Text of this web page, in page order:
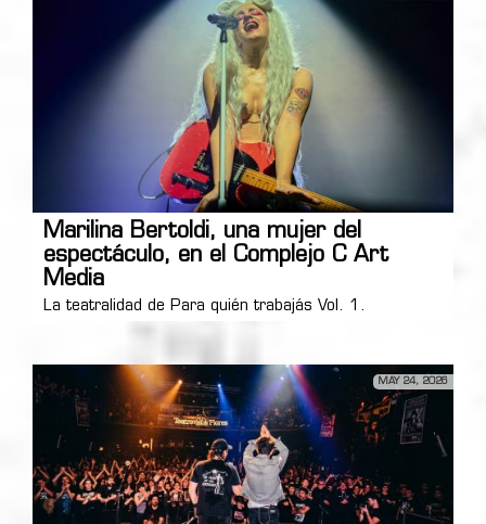
Marilina Bertoldi, una mujer del
espectáculo, en el Complejo C Art
Media
La teatralidad de Para quién trabajás Vol. 1.
MAY 24, 2026